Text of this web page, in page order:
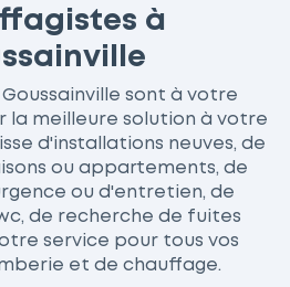
à
sont à votre
la meilleure solution à votre
d'installations neuves, de
ou appartements, de
ou d'entretien, de
de recherche de fuites
service pour tous vos
et de chauffage.